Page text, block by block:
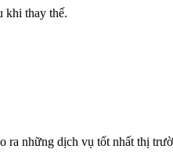
khi thay thế.
ra những dịch vụ tốt nhất thị